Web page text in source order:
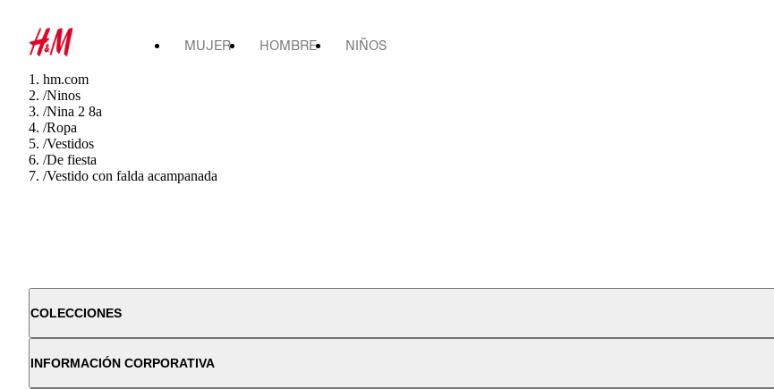
MUJER HOMBRE NIÑOS
hm.com
/Ninos
/Nina 2 8a
/Ropa
/Vestidos
/De fiesta
/Vestido con falda acampanada
COLECCIONES
INFORMACIÓN CORPORATIVA